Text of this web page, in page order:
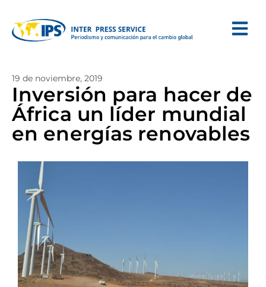
19 de noviembre, 2019
Inversión para hacer de
África un líder mundial
en energías renovables